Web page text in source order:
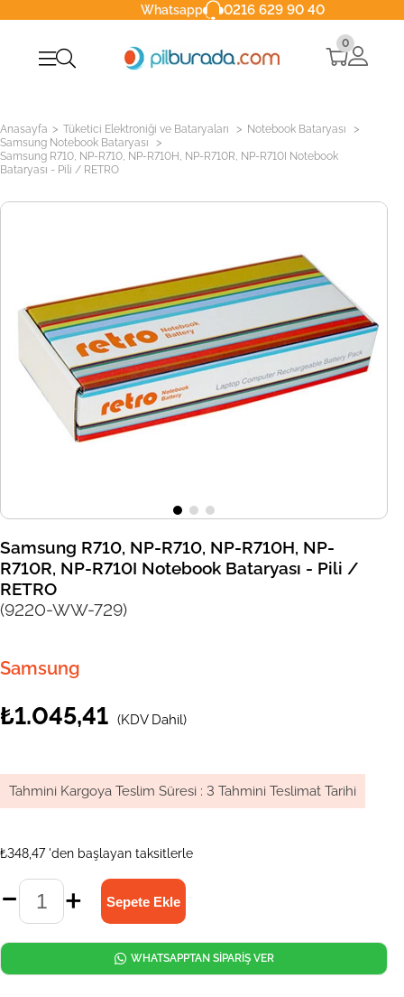
Whatsapp 0216 629 90 40
0
Anasayfa > Tüketici Elektroniği ve Bataryaları > Notebook Bataryası >
Samsung Notebook Bataryası >
Samsung R710, NP-R710, NP-R710H, NP-R710R, NP-R710I Notebook
Bataryası - Pili / RETRO
Samsung R710, NP-R710, NP-R710H, NP-
R710R, NP-R710I Notebook Bataryası - Pili /
RETRO
(9220-WW-729)
Samsung
₺1.045,41 (KDV Dahil)
Tahmini Kargoya Teslim Süresi : 3 Tahmini Teslimat Tarihi
₺348,47 'den başlayan taksitlerle
WHATSAPPTAN SİPARİŞ VER